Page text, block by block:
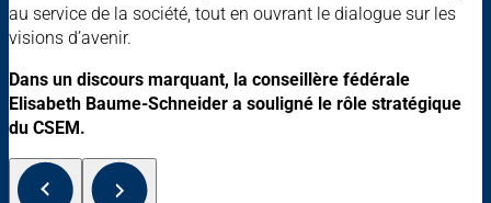
au service de la société, tout en ouvrant le dialogue sur les
visions d’avenir.
Dans un discours marquant, la conseillère fédérale
Elisabeth Baume-Schneider a souligné le rôle stratégique
du CSEM.